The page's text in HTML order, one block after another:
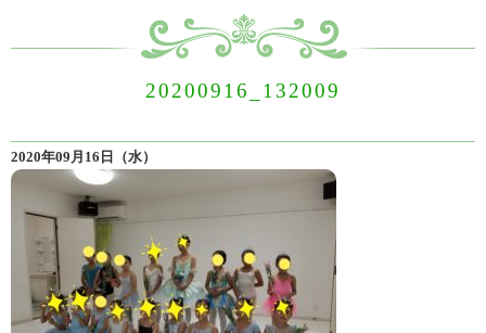
20200916_132009
2020年09月16日（水）